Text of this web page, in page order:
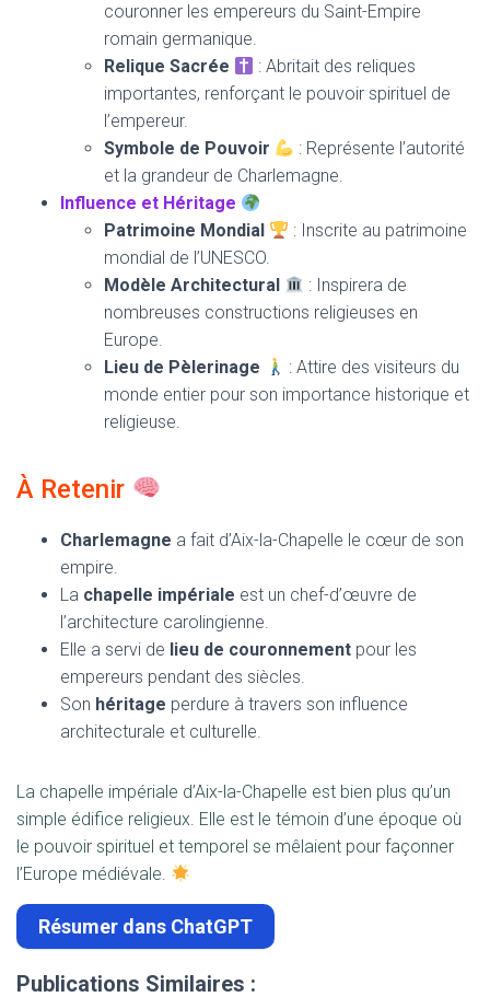
couronner les empereurs du Saint-Empire
romain germanique.
Relique Sacrée
: Abritait des reliques
importantes, renforçant le pouvoir spirituel de
l’empereur.
Symbole de Pouvoir
: Représente l’autorité
et la grandeur de Charlemagne.
Influence et Héritage
Patrimoine Mondial
: Inscrite au patrimoine
mondial de l’UNESCO.
Modèle Architectural
: Inspirera de
nombreuses constructions religieuses en
Europe.
Lieu de Pèlerinage
: Attire des visiteurs du
monde entier pour son importance historique et
religieuse.
À Retenir
Charlemagne a fait d’Aix-la-Chapelle le cœur de son
empire.
La chapelle impériale est un chef-d’œuvre de
l’architecture carolingienne.
Elle a servi de lieu de couronnement pour les
empereurs pendant des siècles.
Son héritage perdure à travers son influence
architecturale et culturelle.
La chapelle impériale d’Aix-la-Chapelle est bien plus qu’un
simple édifice religieux. Elle est le témoin d’une époque où
le pouvoir spirituel et temporel se mêlaient pour façonner
l’Europe médiévale.
Résumer dans ChatGPT
Publications Similaires :